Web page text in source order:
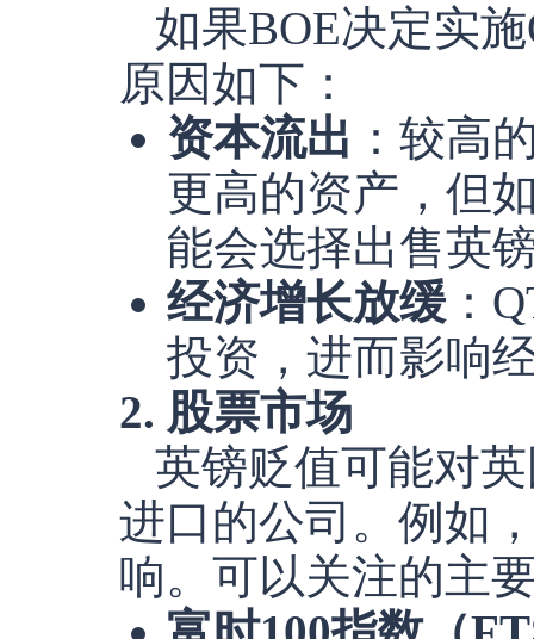
如果BOE决定实
原因如下：
资本流出 ：较高
更高的资产，但
能会选择出售英
经济增长放缓 ：
投资，进而影响
2. 股票市场
英镑贬值可能对
进口的公司。例如
响。可以关注的主